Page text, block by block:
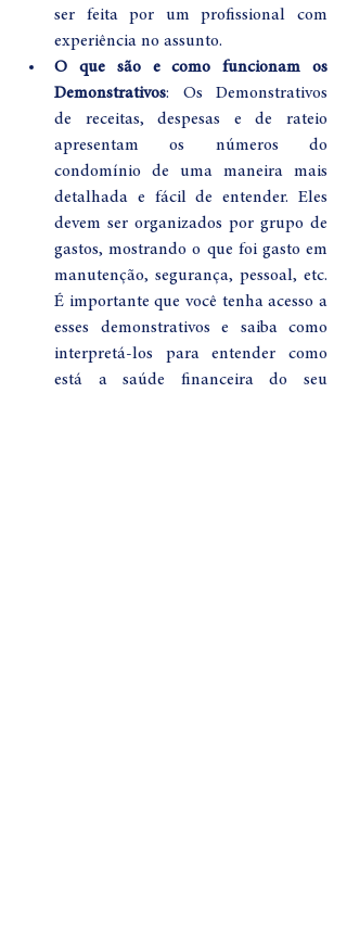
ser feita por um profissional com
experiência no assunto.
O que são e como funcionam os
Demonstrativos: Os Demonstrativos
de receitas, despesas e de rateio
apresentam os números do
condomínio de uma maneira mais
detalhada e fácil de entender. Eles
devem ser organizados por grupo de
gastos, mostrando o que foi gasto em
manutenção, segurança, pessoal, etc.
É importante que você tenha acesso a
esses demonstrativos e saiba como
interpretá-los para entender como
está a saúde financeira do seu